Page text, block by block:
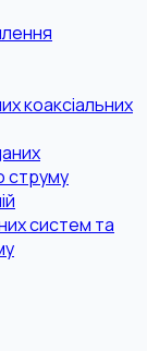
коаксіальних
струму
систем та